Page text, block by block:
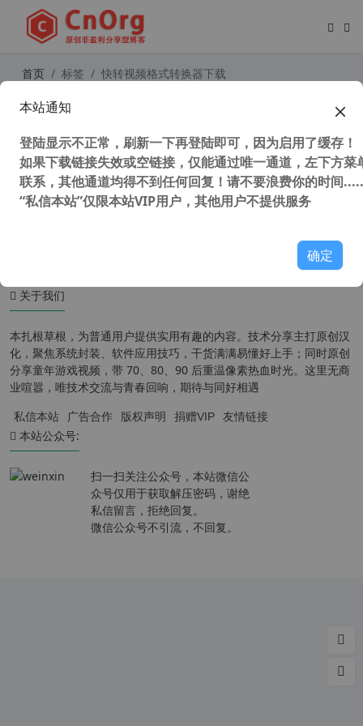
首页 标签 快转视频格式转换器下载
快转免费视频格式转换器 v17.1.1官方
关于我们
本扎根草根，为普通用户提供实用有趣的内容。技术分享主打原创汉
化，聚焦系统封装、软件应用技巧，干货满满易懂好上手；同时原创
分享童年游戏视频，带 70、80、90 后重温像素热血时光。这里无商
业喧嚣，唯技术交流与青春回响，期待与同好相遇
私信本站 广告合作 版权声明 捐赠VIP 友情链接
本站公众号:
扫一扫关注公众号，本站微信公
众号仅用于获取解压密码，谢绝
私信留言，拒绝回复。
微信公众号不引流，不回复。
本站通知
登陆显示不正常，刷新一下再登陆即可，因为启用了缓存！
如果下载链接失效或空链接，仅能通过唯一通道，左下方菜
联系，其他通道均得不到任何回复！请不要浪费你的时间
“私信本站”仅限本站VIP用户，其他用户不提供服务
确定